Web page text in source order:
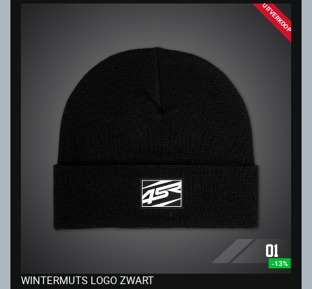
UITVERKOOP
-13%
WINTERMUTS LOGO ZWART